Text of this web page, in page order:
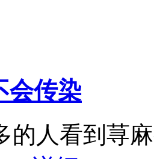
会传染
的人看到荨